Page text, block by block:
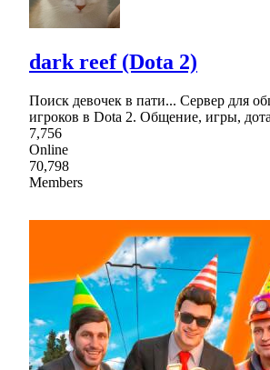
dark reef (Dota 2)
Поиск девочек в пати... Сервер для
игроков в Dota 2. Общение, игры,
7,756
Online
70,798
Members